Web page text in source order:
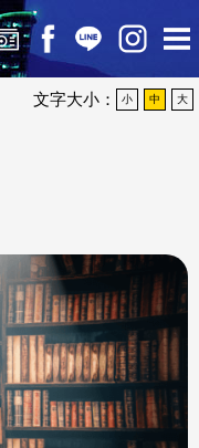
文字大小： 小 中 大